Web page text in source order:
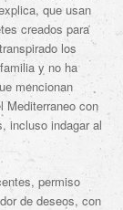
que usan
creados para
los
y no ha
mencionan
Mediterraneo con
incluso indagar al
permiso
de deseos, con